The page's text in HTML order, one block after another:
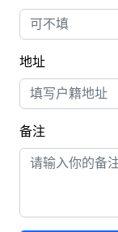
地址
备注